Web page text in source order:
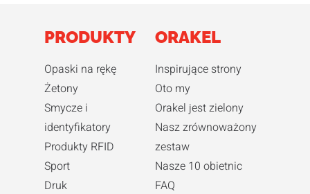
PRODUKTY
Opaski na rękę
Żetony
Smycze i
identyfikatory
Produkty RFID
Sport
Druk
ORAKEL
Inspirujące strony
Oto my
Orakel jest zielony
Nasz zrównoważony
zestaw
Nasze 10 obietnic
FAQ